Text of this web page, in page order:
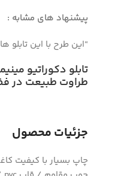
پیشنهاد های مشابه :
“این طرح با این تابلو
تابلو دکوراتیو
طراوت طبیعت در
جزئیات محصول
چاپ بسیار با کیفیت